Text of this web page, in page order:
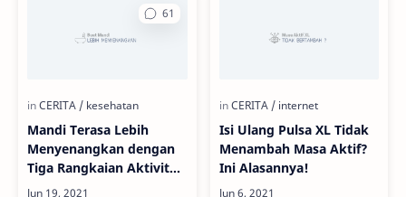
Mandi Terasa Lebih
Menyenangkan dengan
Tiga Rangkaian Aktivitas
Ini
Isi Ulang Pulsa XL Tidak
Menambah Masa Aktif?
Ini Alasannya!